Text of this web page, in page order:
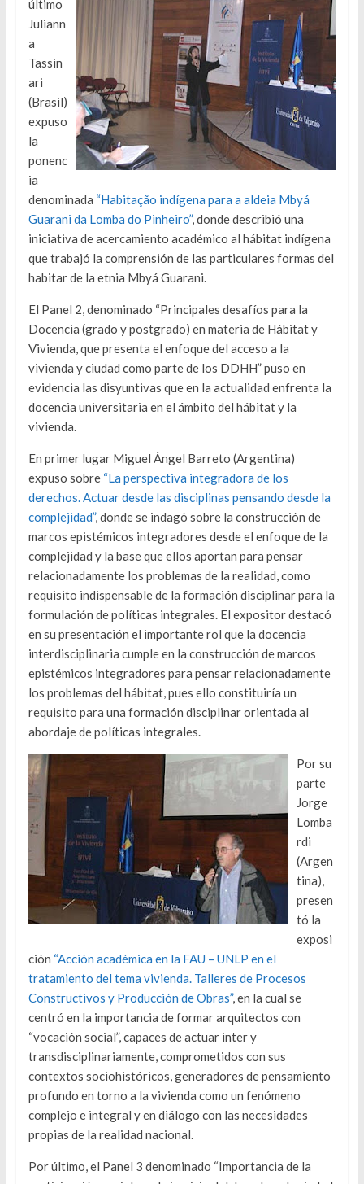
último
Juliann
a
Tassin
ari
(Brasil)
expuso
la
ponenc
ia
denominada “Habitação indígena para a aldeia Mbyá
Guarani da Lomba do Pinheiro”, donde describió una
iniciativa de acercamiento académico al hábitat indígena
que trabajó la comprensión de las particulares formas del
habitar de la etnia Mbyá Guarani.
El Panel 2, denominado “Principales desafíos para la
Docencia (grado y postgrado) en materia de Hábitat y
Vivienda, que presenta el enfoque del acceso a la
vivienda y ciudad como parte de los DDHH” puso en
evidencia las disyuntivas que en la actualidad enfrenta la
docencia universitaria en el ámbito del hábitat y la
vivienda.
En primer lugar Miguel Ángel Barreto (Argentina)
expuso sobre “La perspectiva integradora de los
derechos. Actuar desde las disciplinas pensando desde la
complejidad”, donde se indagó sobre la construcción de
marcos epistémicos integradores desde el enfoque de la
complejidad y la base que ellos aportan para pensar
relacionadamente los problemas de la realidad, como
requisito indispensable de la formación disciplinar para la
formulación de políticas integrales. El expositor destacó
en su presentación el importante rol que la docencia
interdisciplinaria cumple en la construcción de marcos
epistémicos integradores para pensar relacionadamente
los problemas del hábitat, pues ello constituiría un
requisito para una formación disciplinar orientada al
abordaje de políticas integrales.
Por su
parte
Jorge
Lomba
rdi
(Argen
tina),
presen
tó la
exposi
ción “Acción académica en la FAU – UNLP en el
tratamiento del tema vivienda. Talleres de Procesos
Constructivos y Producción de Obras”, en la cual se
centró en la importancia de formar arquitectos con
“vocación social”, capaces de actuar inter y
transdisciplinariamente, comprometidos con sus
contextos sociohistóricos, generadores de pensamiento
profundo en torno a la vivienda como un fenómeno
complejo e integral y en diálogo con las necesidades
propias de la realidad nacional.
Por último, el Panel 3 denominado “Importancia de la